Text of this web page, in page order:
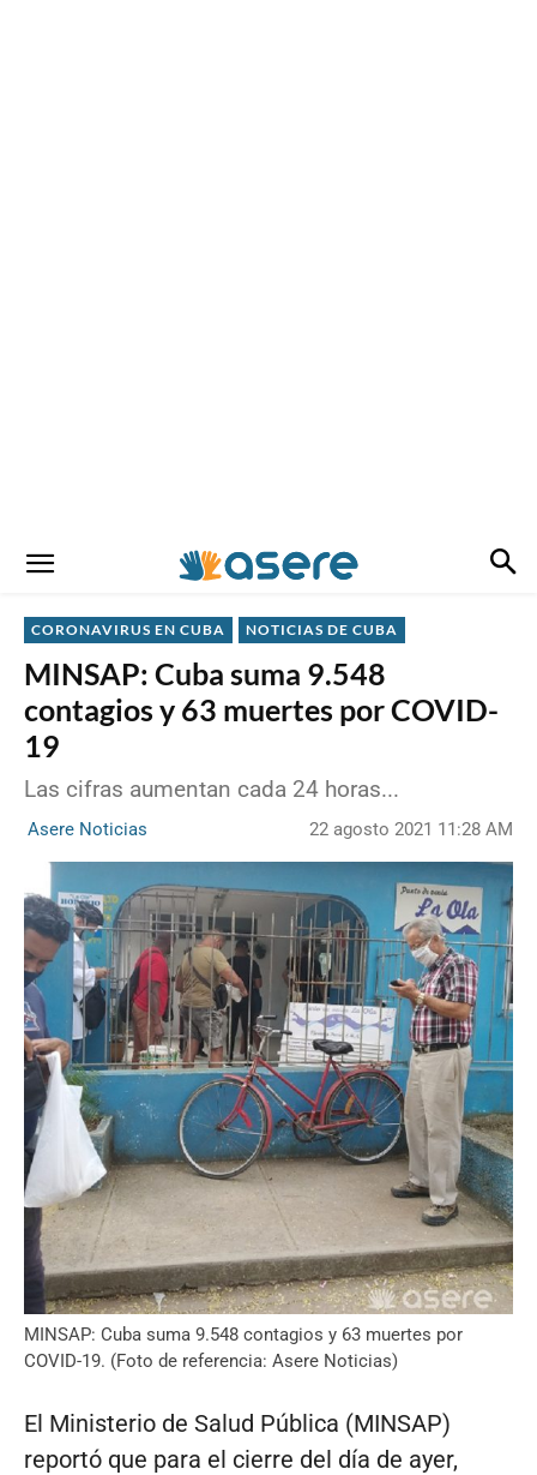
CORONAVIRUS EN CUBA NOTICIAS DE CUBA
MINSAP: Cuba suma 9.548
contagios y 63 muertes por COVID-
19
Las cifras aumentan cada 24 horas...
Asere Noticias 22 agosto 2021 11:28 AM
MINSAP: Cuba suma 9.548 contagios y 63 muertes por
COVID-19. (Foto de referencia: Asere Noticias)
El Ministerio de Salud Pública (MINSAP)
reportó que para el cierre del día de ayer,